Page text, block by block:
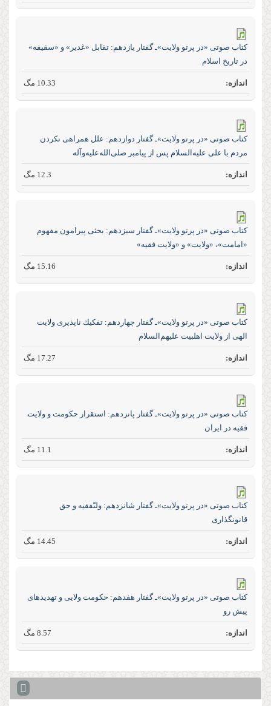
كتاب صوتی «در پرتو ولایت»ـ گفتار یازدهم: تقابل «غدير» و «سقيفه»
در تاريخ اسلام
10.33 مگ
كتاب صوتی «در پرتو ولایت»ـ گفتار دوازدهم: علل همراهى نكردن
مردم با على عليه‏‌السلام پس از پيامبر صلى‏‌الله‏‌عليه‏‌و‏آله
12.3 مگ
كتاب صوتی «در پرتو ولایت»ـ گفتار سیزدهم: بحثى پيرامون مفهوم
«امامت»، «ولايت» و «ولايت فقيه»
15.16 مگ
كتاب صوتی «در پرتو ولایت»ـ گفتار چهاردهم: تفكيك ناپذيرى ولايت
الهى از ولايت اهل‏بيت عليهم‏‌السلام
17.27 مگ
كتاب صوتی «در پرتو ولایت»ـ گفتار پانزدهم: استقرار حكومت و ولايت
فقيه در ايران
11.1 مگ
كتاب صوتی «در پرتو ولایت»ـ گفتار شانزدهم: ولىّ‏فقيه و حق
قانون‏گذارى
14.45 مگ
كتاب صوتی «در پرتو ولایت»ـ گفتار هفدهم: حكومت ولايى و تهديدهاى
پيش رو
8.57 مگ